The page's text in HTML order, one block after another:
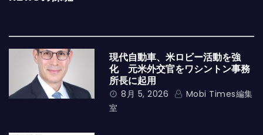
現代自動車、米ロビー活動を強
化 元米外交官をワシントン事務
所長に起用
8月 5, 2026
Mobi Times編集
室